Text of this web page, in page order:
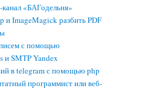
«БАГодельня»
ImageMagick разбить PDF
с помощью
и SMTP Yandex
в telegram с помощью php
программист или веб-